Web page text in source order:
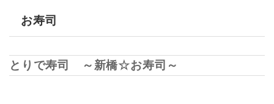
お寿司
とりで寿司 ～新橋☆お寿司～